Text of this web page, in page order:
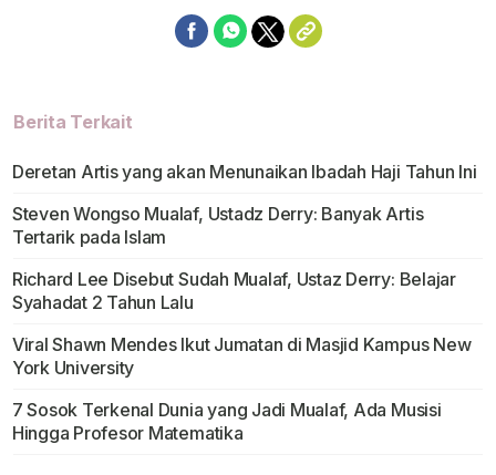
Berita Terkait
Deretan Artis yang akan Menunaikan Ibadah Haji Tahun Ini
Steven Wongso Mualaf, Ustadz Derry: Banyak Artis
Tertarik pada Islam
Richard Lee Disebut Sudah Mualaf, Ustaz Derry: Belajar
Syahadat 2 Tahun Lalu
Viral Shawn Mendes Ikut Jumatan di Masjid Kampus New
York University
7 Sosok Terkenal Dunia yang Jadi Mualaf, Ada Musisi
Hingga Profesor Matematika